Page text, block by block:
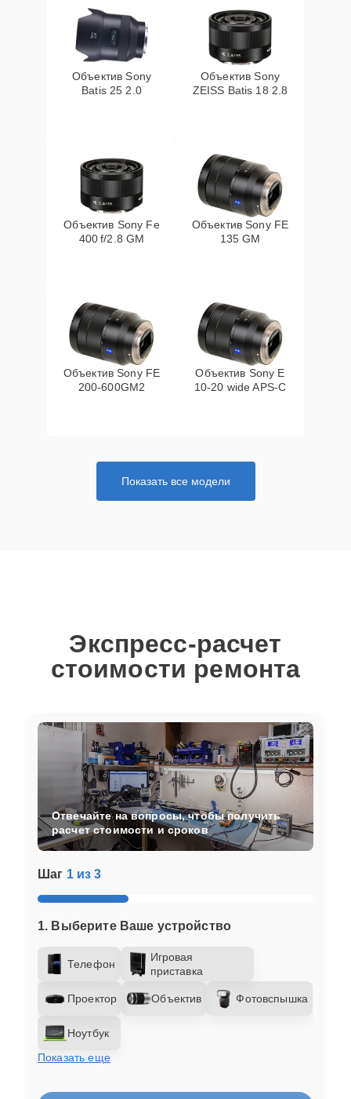
Объектив Sony
Batis 25 2.0
Объектив Sony
ZEISS Batis 18 2.8
Объектив Sony Fe
400 f/2.8 GM
Объектив Sony FE
135 GM
Объектив Sony FE
200‑600GM2
Объектив Sony E
10‑20 wide APS‑C
Показать все модели
Экспресс-расчет
стоимости ремонта
Шаг 1 из 3
1. Выберите Ваше устройство
Телефон
Игровая
приставка
Проектор Объектив Фотовспышка
Ноутбук
Показать еще
Отвечайте на вопросы, чтобы получить
расчет стоимости и сроков